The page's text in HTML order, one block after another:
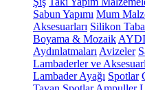
Sabun Yapımı Mum
Aksesuarları Silikon
Boyama & Mozaik
Aydınlatmaları Avizeler
Lambaderler ve
Lambader Ayağı Spotlar